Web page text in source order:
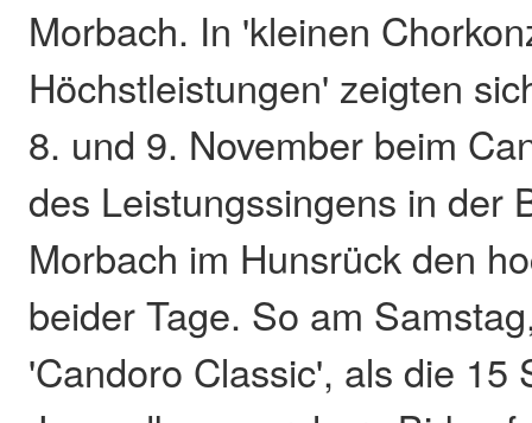
Morbach. In 'kleinen
Höchstleistungen' zeigten
8. und 9. November beim
des Leistungssingens in der
Morbach im Hunsrück den
beider Tage. So am
'Candoro Classic', als die 15